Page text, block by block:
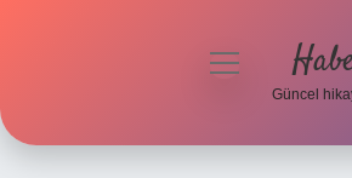
menüyü
Güncel